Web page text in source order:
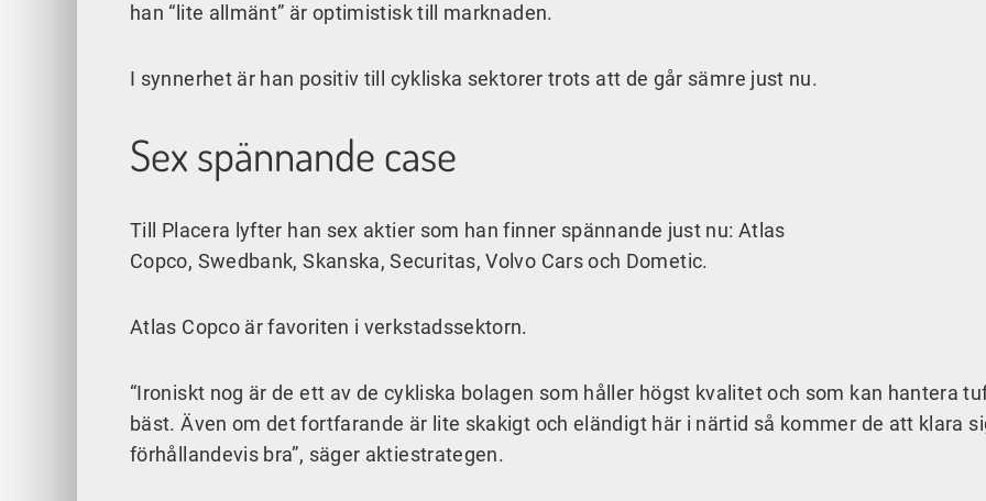
han “lite allmänt” är optimistisk till marknaden.
I synnerhet är han positiv till cykliska sektorer trots att de går sämre just nu.
Sex spännande case
Till Placera lyfter han sex aktier som han finner spännande just nu: Atlas
Copco, Swedbank, Skanska, Securitas, Volvo Cars och Dometic.
Atlas Copco är favoriten i verkstadssektorn.
“Ironiskt nog är de ett av de cykliska bolagen som håller högst kvalitet och som kan hantera
bäst. Även om det fortfarande är lite skakigt och eländigt här i närtid så kommer de att klara
förhållandevis bra”, säger aktiestrategen.